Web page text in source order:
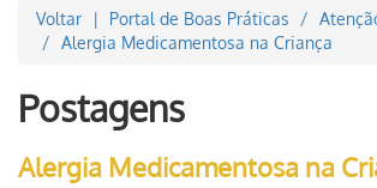
Voltar Portal de Boas Práticas
Alergia Medicamentosa na Criança
Postagens
Alergia Medicamentosa na